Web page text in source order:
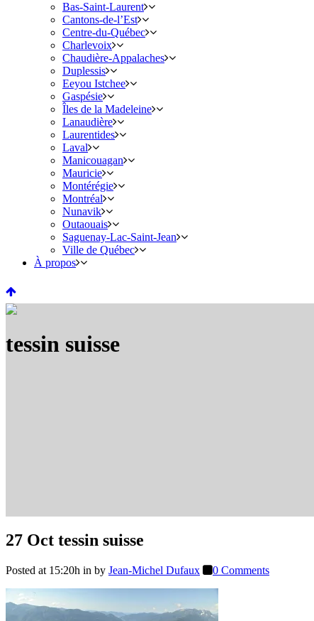
Bas-Saint-Laurent
Cantons-de-l’Est
Centre-du-Québec
Charlevoix
Chaudière-Appalaches
Duplessis
Eeyou Istchee
Gaspésie
Îles de la Madeleine
Lanaudière
Laurentides
Laval
Manicouagan
Mauricie
Montérégie
Montréal
Nunavik
Outaouais
Saguenay-Lac-Saint-Jean
Ville de Québec
À propos
tessin suisse
27 Oct tessin suisse
Posted at 15:20h in by Jean-Michel Dufaux 0 Comments